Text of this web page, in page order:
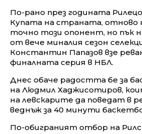
По-рано през годината
Купата на страната, отново
точно този опонент, но пък
от вече миналия сезон
Константин Папазов взе
финалната серия в НБЛ.
Днес обаче радостта бе за
на Людмил Хаджисотиров,
на левскарите да поведат в
веднъж за 40 минути
По-обиграният отбор на